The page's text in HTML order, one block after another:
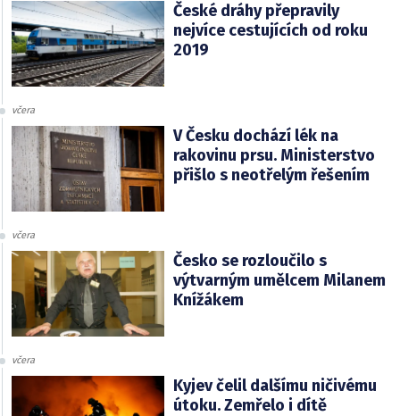
České dráhy přepravily
nejvíce cestujících od roku
2019
včera
V Česku dochází lék na
rakovinu prsu. Ministerstvo
přišlo s neotřelým řešením
včera
Česko se rozloučilo s
výtvarným umělcem Milanem
Knížákem
včera
Kyjev čelil dalšímu ničivému
útoku. Zemřelo i dítě